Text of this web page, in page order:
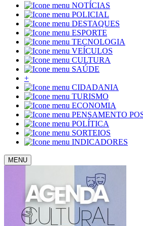
NOTÍCIAS
POLICIAL
DESTAQUES
ESPORTE
TECNOLOGIA
VEÍCULOS
CULTURA
SAÚDE
+
CIDADANIA
TURISMO
ECONOMIA
PENSAMENTO
POLÍTICA
SORTEIOS
INDICADORES
MENU